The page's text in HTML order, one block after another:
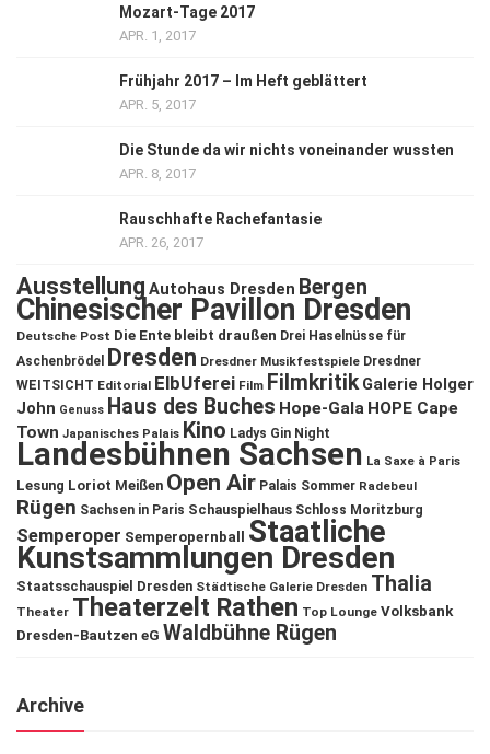
Mozart-Tage 2017
APR. 1, 2017
Frühjahr 2017 – Im Heft geblättert
APR. 5, 2017
Die Stunde da wir nichts voneinander wussten
APR. 8, 2017
Rauschhafte Rachefantasie
APR. 26, 2017
Ausstellung Autohaus Dresden Bergen
Chinesischer Pavillon Dresden
Deutsche Post Die Ente bleibt draußen Drei Haselnüsse für
Aschenbrödel
Dresden Dresdner Musikfestspiele Dresdner
WEITSICHT Editorial ElbUferei Film Filmkritik Galerie Holger
John Genuss Haus des Buches Hope-Gala HOPE Cape
Town Japanisches Palais Kino Ladys Gin Night
Landesbühnen Sachsen La Saxe à Paris
Lesung Loriot Meißen Open Air Palais Sommer Radebeul
Rügen Sachsen in Paris Schauspielhaus Schloss Moritzburg
Semperoper Semperopernball Staatliche
Kunstsammlungen Dresden
Staatsschauspiel Dresden Städtische Galerie Dresden Thalia
Theater Theaterzelt Rathen Top Lounge Volksbank
Dresden-Bautzen eG Waldbühne Rügen
Archive